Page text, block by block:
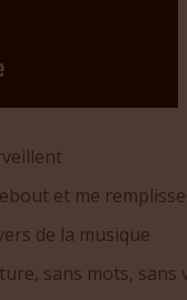
et me
de la musique
sans mots, sans